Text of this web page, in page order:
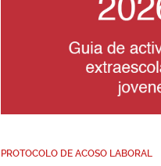
PROTOCOLO DE ACOSO LABORAL